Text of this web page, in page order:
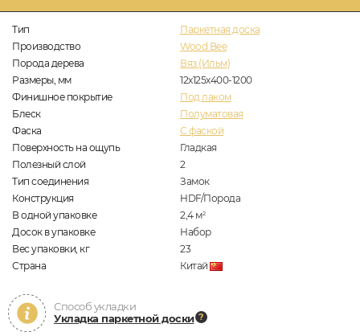
Тип
Паркетная доска
Производство
Wood Bee
Порода дерева
Вяз (Ильм)
Размеры, мм
12x125x400-1200
Финишное покрытие
Под лаком
Блеск
Полуматовая
Фаска
С фаской
Поверхность на ощупь
Гладкая
Полезный слой
2
Тип соединения
Замок
Конструкция
HDF/Порода
В одной упаковке
2,4 м2
Досок в упаковке
Набор
Вес упаковки, кг
23
Страна
Китай
Способ укладки
Укладка паркетной доски